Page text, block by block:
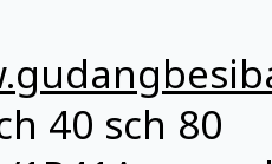
40 sch 80